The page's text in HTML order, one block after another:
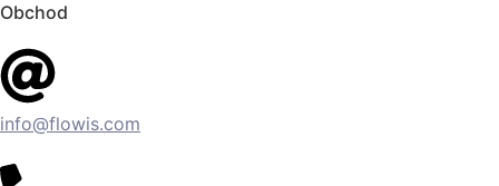
Obchod
info@flowis.com